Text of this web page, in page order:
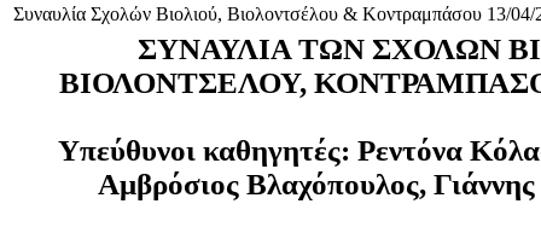
Συναυλία Σχολών Βιολιού, Βιολοντσέλου & Κοντραμπάσου 13/04/
ΣΥΝΑΥΛΙΑ ΤΩΝ ΣΧΟΛΩΝ
ΒΙΟΛΟΝΤΣΕΛΟΥ,
Υπεύθυνοι καθηγητές: Ρεντόνα
Αμβρόσιος Βλαχόπουλος,